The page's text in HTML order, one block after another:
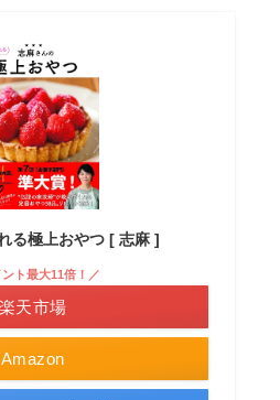
る極上おやつ [ 志麻 ]
Amazon
ント最大11倍！／
楽天市場